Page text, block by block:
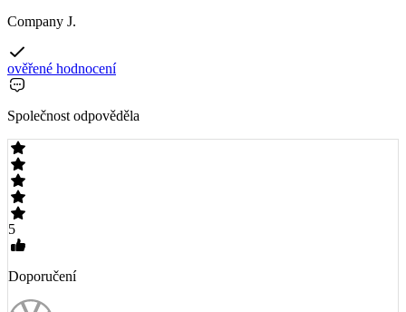
Company J.
ověřené hodnocení
Společnost odpověděla
5
Doporučení